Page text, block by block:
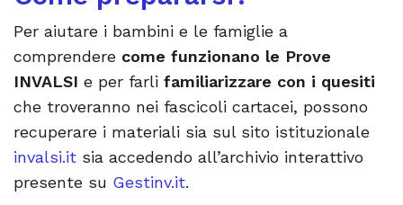
Per aiutare i bambini e le famiglie a
comprendere come funzionano le Prove
INVALSI e per farli familiarizzare con i quesiti
che troveranno nei fascicoli cartacei, possono
recuperare i materiali sia sul sito istituzionale
invalsi.it sia accedendo all’archivio interattivo
presente su Gestinv.it.